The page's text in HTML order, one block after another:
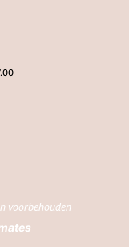
voorbehouden